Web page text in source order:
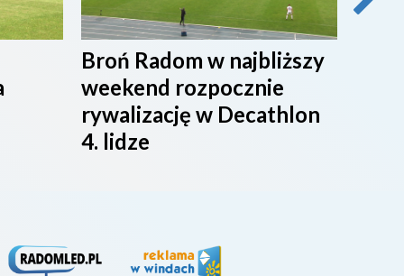
Broń Radom w najbliższy
weekend rozpocznie
rywalizację w Decathlon
4. lidze